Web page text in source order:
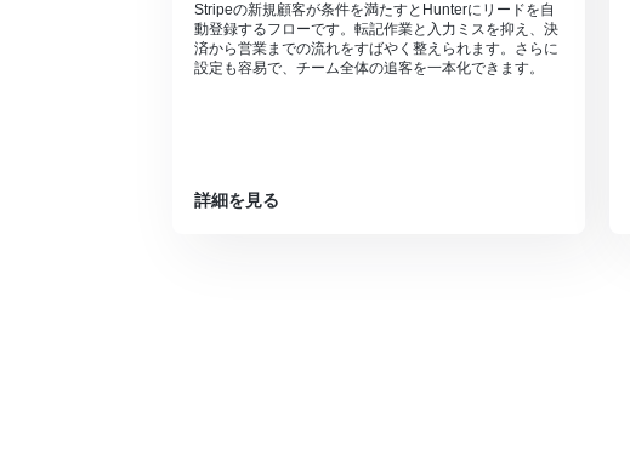
Stripeの新規顧客が条件を満たすとHunterにリードを自
動登録するフローです。転記作業と入力ミスを抑え、決
済から営業までの流れをすばやく整えられます。さらに
設定も容易で、チーム全体の追客を一本化できます。
詳細を見る